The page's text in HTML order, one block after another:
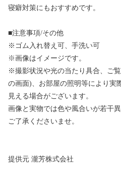
寝癖対策にもおすすめです。
■注意事項/その他
※ゴム入れ替え可、手洗い可
※画像はイメージです。
※撮影状況や光の当たり具合、ご
の画面)、お部屋の照明等により実
見える場合がございます。
画像と実物では色や風合いが若干
ご了承くださいませ。
提供元 瀧芳株式会社